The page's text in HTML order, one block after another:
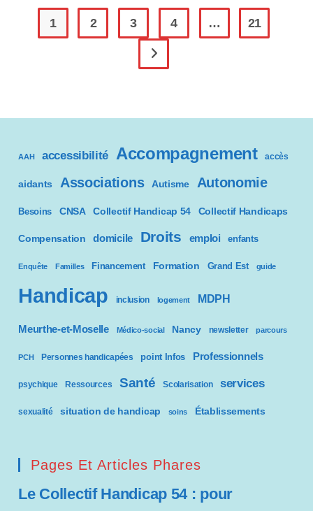
Des
Situations
Handicap
Espièglerie
1 2 3 4 … 21
Aller à la page suivante
AAH accessibilité Accompagnement accès
aidants Associations Autisme Autonomie
Besoins CNSA Collectif Handicap 54 Collectif Handicaps
Compensation domicile Droits emploi enfants
Enquête Familles Financement Formation Grand Est guide
Handicap inclusion logement MDPH
Meurthe-et-Moselle Médico-social Nancy newsletter parcours
PCH Personnes handicapées point Infos Professionnels
psychique Ressources Santé Scolarisation services
sexualité situation de handicap soins Établissements
Pages Et Articles Phares
Le Collectif Handicap 54 : pour